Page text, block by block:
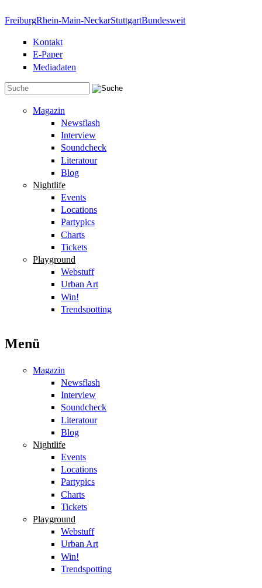
FreiburgRhein-Main-NeckarStuttgartBundesweit
Kontakt
E-Paper
Mediadaten
Magazin
Newsflash
Interview
Soundcheck
Literatour
Blog
Nightlife
Events
Locations
Partypics
Charts
Tickets
Playground
Webstuff
Urban Art
Win!
Trendspotting
Menü
Magazin
Newsflash
Interview
Soundcheck
Literatour
Blog
Nightlife
Events
Locations
Partypics
Charts
Tickets
Playground
Webstuff
Urban Art
Win!
Trendspotting